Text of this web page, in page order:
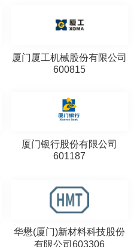
厦门厦工机械股份有限公司
600815
厦门银行股份有限公司
601187
华懋(厦门)新材料科技股份
有限公司603306